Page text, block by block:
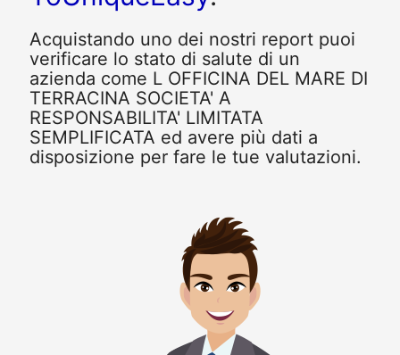
Acquistando uno dei nostri report puoi
verificare lo stato di salute di un
azienda come L OFFICINA DEL MARE DI
TERRACINA SOCIETA' A
RESPONSABILITA' LIMITATA
SEMPLIFICATA ed avere più dati a
disposizione per fare le tue valutazioni.